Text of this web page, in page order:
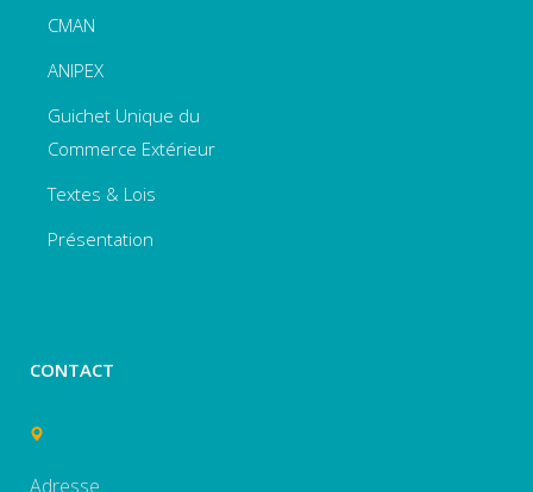
CMAN
ANIPEX
Guichet Unique du
Commerce Extérieur
Textes & Lois
Présentation
CONTACT
Adresse